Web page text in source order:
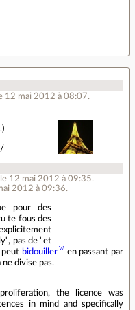
12 mai 2012 à 08:07.
le 12 mai 2012 à 09:35.
2012 à 09:36.
pour des
te fous des
pas de "et
peut bidouiller
en passant par
ne divise pas.
the licence was
in mind and specifically